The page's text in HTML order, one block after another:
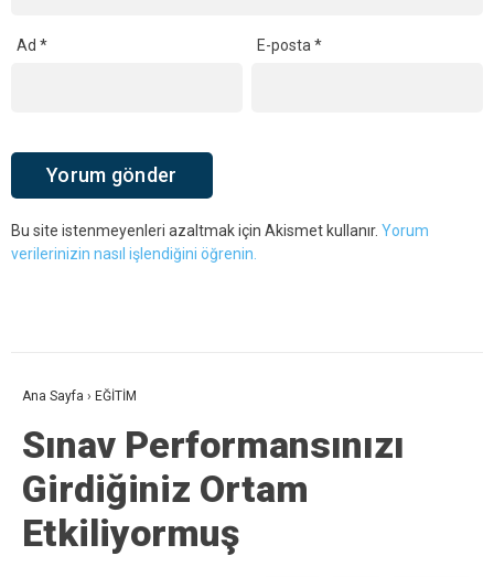
Ad * E-posta*
Bu site istenmeyenleri azaltmak için Akismet kullanır. Yorum
verilerinizin nasıl işlendiğini öğrenin.
Ana Sayfa › EĞİTİM
Sınav Performansınızı
Girdiğiniz Ortam
Etkiliyormuş